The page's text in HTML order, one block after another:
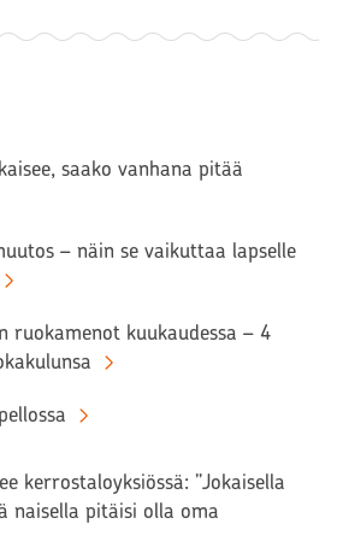
saako vanhana pitää
– näin se vaikuttaa lapselle
ruokamenot kuukaudessa – 4
kerrostaloyksiössä: ”Jokaisella
naisella pitäisi olla oma